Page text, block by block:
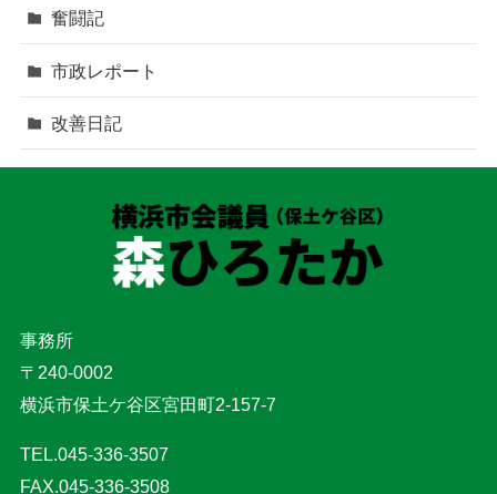
奮闘記
市政レポート
改善日記
事務所
〒240-0002
横浜市保土ケ谷区宮田町2-157-7
TEL.045-336-3507
FAX.045-336-3508